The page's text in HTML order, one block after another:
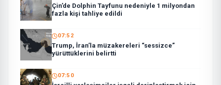
Çin’de Dolphin Tayfunu nedeniyle 1 milyondan
fazla kişi tahliye edildi
07:52
Trump, İran’la müzakereleri “sessizce”
yürüttüklerini belirtti
07:50